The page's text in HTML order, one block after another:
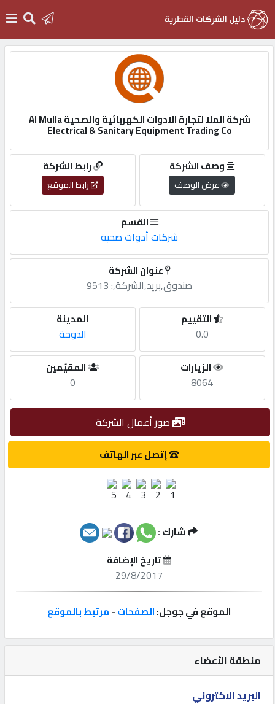
التسجيل
English
اعلانك
مطلوب
اشتراك
الاحصائيات
الأقسام
بنا
المنتدى
منطقة الأعضاء
البريد الاكتروني
شركة الملا لتجارة الادوات الكهربائية والصحية Al Mulla
Electrical & Sanitary Equipment Trading Co
رابط الشركة
رابط الموقع
وصف الشركة
عرض الوصف
القسم
شركات أدوات صحية
عنوان الشركة
صندوق,بريد,الشركة,: 9513
المدينة
الدوحة
التقييم
0.0
المقيّمين
0
الزيارات
8064
صور أعمال الشركة
إتصل عبر الهاتف
شارك :
تاريخ الإضافة
29/8/2017
الموقع في جوجل:الصفحات-مرتبط بالموقع